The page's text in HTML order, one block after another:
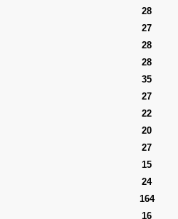
28
27
28
28
35
27
22
20
27
15
24
164
16